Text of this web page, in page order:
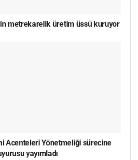
metrekarelik üretim üssü kuruyor
Acenteleri Yönetmeliği sürecine
yayımladı